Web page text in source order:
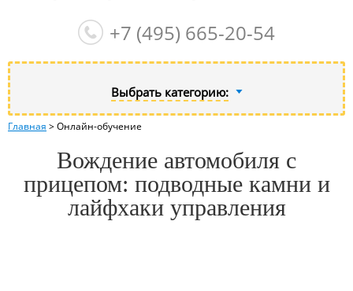
+7 (495) 665-20-54
Выбрать категорию:
Главная >Онлайн-обучение
Вождение автомобиля с
прицепом: подводные камни и
лайфхаки управления